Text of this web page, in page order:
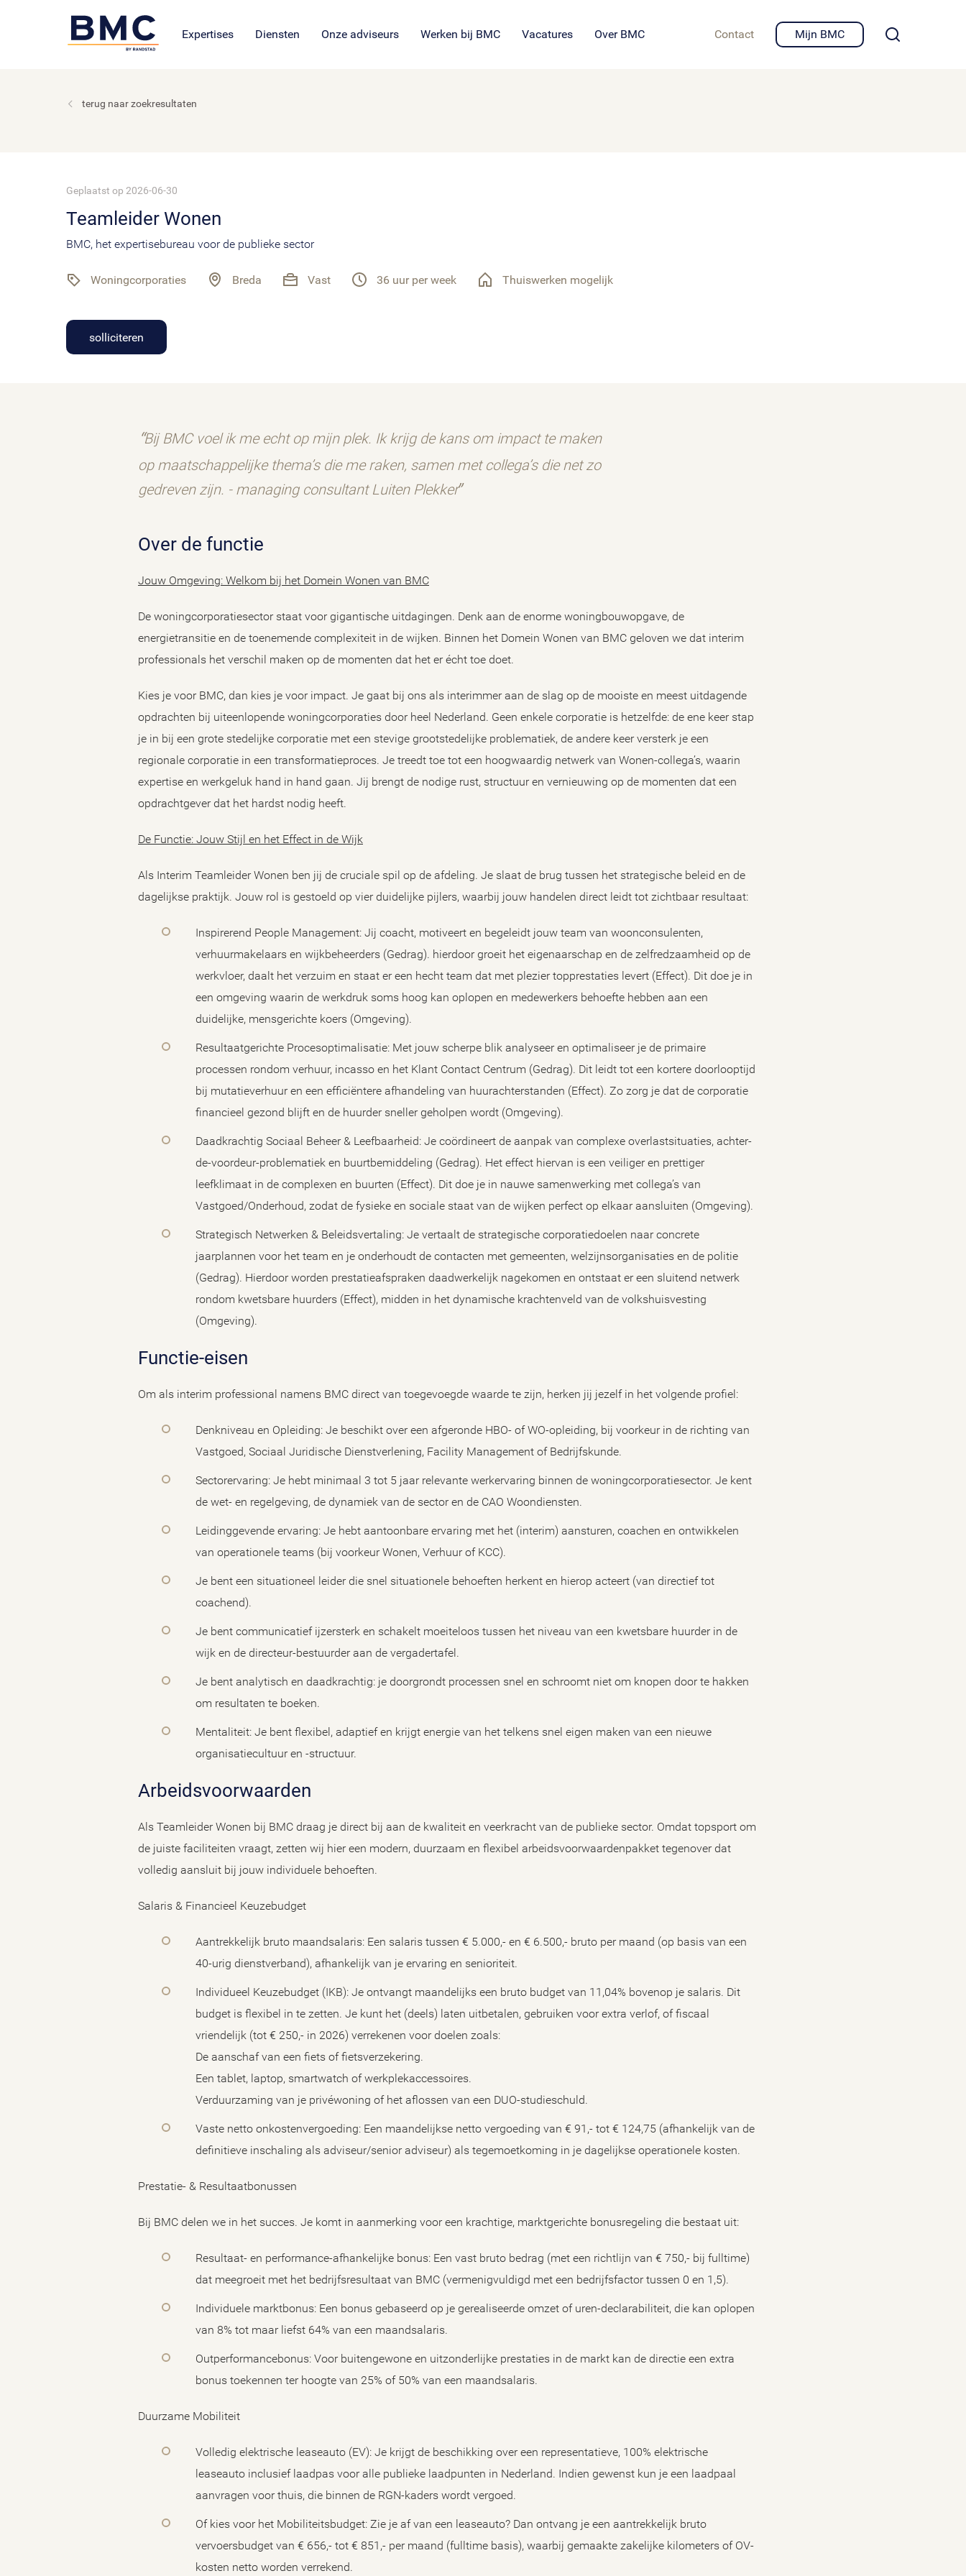
Expertises
Diensten
BMC academie: opleidingenOnze adviseurs Werken bij BMC
Onze cultuur en organisatie Vacatures
Open sollicitatie Over BMC
Contact
Mijn BMC
terug naar zoekresultaten
Teamleider Wonen
BMC, het expertisebureau voor de publieke sector
Geplaatst op 2026-06-30
Woningcorporaties Breda Vast 36 uur per week Thuiswerken mogelijk
solliciteren
Bij BMC voel ik me echt op mijn plek. Ik krijg de kans om impact te maken
op maatschappelijke thema’s die me raken, samen met collega’s die net zo
gedreven zijn. - managing consultant Luiten Plekker
Over de functie
Jouw Omgeving: Welkom bij het Domein Wonen van BMC
De woningcorporatiesector staat voor gigantische uitdagingen. Denk aan de enorme woningbouwopgave, de
energietransitie en de toenemende complexiteit in de wijken. Binnen het Domein Wonen van BMC geloven we dat interim
professionals het verschil maken op de momenten dat het er écht toe doet.
Kies je voor BMC, dan kies je voor impact. Je gaat bij ons als interimmer aan de slag op de mooiste en meest uitdagende
opdrachten bij uiteenlopende woningcorporaties door heel Nederland. Geen enkele corporatie is hetzelfde: de ene keer stap
je in bij een grote stedelijke corporatie met een stevige grootstedelijke problematiek, de andere keer versterk je een
regionale corporatie in een transformatieproces. Je treedt toe tot een hoogwaardig netwerk van Wonen-collega’s, waarin
expertise en werkgeluk hand in hand gaan. Jij brengt de nodige rust, structuur en vernieuwing op de momenten dat een
opdrachtgever dat het hardst nodig heeft.
De Functie: Jouw Stijl en het Effect in de Wijk
Als Interim Teamleider Wonen ben jij de cruciale spil op de afdeling. Je slaat de brug tussen het strategische beleid en de
dagelijkse praktijk. Jouw rol is gestoeld op vier duidelijke pijlers, waarbij jouw handelen direct leidt tot zichtbaar resultaat:
Inspirerend People Management: Jij coacht, motiveert en begeleidt jouw team van woonconsulenten,
verhuurmakelaars en wijkbeheerders (Gedrag). hierdoor groeit het eigenaarschap en de zelfredzaamheid op de
werkvloer, daalt het verzuim en staat er een hecht team dat met plezier topprestaties levert (Effect). Dit doe je in
een omgeving waarin de werkdruk soms hoog kan oplopen en medewerkers behoefte hebben aan een
duidelijke, mensgerichte koers (Omgeving).
Resultaatgerichte Procesoptimalisatie: Met jouw scherpe blik analyseer en optimaliseer je de primaire
processen rondom verhuur, incasso en het Klant Contact Centrum (Gedrag). Dit leidt tot een kortere doorlooptijd
bij mutatieverhuur en een efficiëntere afhandeling van huurachterstanden (Effect). Zo zorg je dat de corporatie
financieel gezond blijft en de huurder sneller geholpen wordt (Omgeving).
Daadkrachtig Sociaal Beheer & Leefbaarheid: Je coördineert de aanpak van complexe overlastsituaties, achter-
de-voordeur-problematiek en buurtbemiddeling (Gedrag). Het effect hiervan is een veiliger en prettiger
leefklimaat in de complexen en buurten (Effect). Dit doe je in nauwe samenwerking met collega’s van
Vastgoed/Onderhoud, zodat de fysieke en sociale staat van de wijken perfect op elkaar aansluiten (Omgeving).
Strategisch Netwerken & Beleidsvertaling: Je vertaalt de strategische corporatiedoelen naar concrete
jaarplannen voor het team en je onderhoudt de contacten met gemeenten, welzijnsorganisaties en de politie
(Gedrag). Hierdoor worden prestatieafspraken daadwerkelijk nagekomen en ontstaat er een sluitend netwerk
rondom kwetsbare huurders (Effect), midden in het dynamische krachtenveld van de volkshuisvesting
(Omgeving).
Functie-eisen
Om als interim professional namens BMC direct van toegevoegde waarde te zijn, herken jij jezelf in het volgende profiel:
Denkniveau en Opleiding: Je beschikt over een afgeronde HBO- of WO-opleiding, bij voorkeur in de richting van
Vastgoed, Sociaal Juridische Dienstverlening, Facility Management of Bedrijfskunde.
Sectorervaring: Je hebt minimaal 3 tot 5 jaar relevante werkervaring binnen de woningcorporatiesector. Je kent
de wet- en regelgeving, de dynamiek van de sector en de CAO Woondiensten.
Leidinggevende ervaring: Je hebt aantoonbare ervaring met het (interim) aansturen, coachen en ontwikkelen
van operationele teams (bij voorkeur Wonen, Verhuur of KCC).
Je bent een situationeel leider die snel situationele behoeften herkent en hierop acteert (van directief tot
coachend).
Je bent communicatief ijzersterk en schakelt moeiteloos tussen het niveau van een kwetsbare huurder in de
wijk en de directeur-bestuurder aan de vergadertafel.
Je bent analytisch en daadkrachtig: je doorgrondt processen snel en schroomt niet om knopen door te hakken
om resultaten te boeken.
Mentaliteit: Je bent flexibel, adaptief en krijgt energie van het telkens snel eigen maken van een nieuwe
organisatiecultuur en -structuur.
Arbeidsvoorwaarden
Als Teamleider Wonen bij BMC draag je direct bij aan de kwaliteit en veerkracht van de publieke sector. Omdat topsport om
de juiste faciliteiten vraagt, zetten wij hier een modern, duurzaam en flexibel arbeidsvoorwaardenpakket tegenover dat
volledig aansluit bij jouw individuele behoeften.
Salaris & Financieel Keuzebudget
Aantrekkelijk bruto maandsalaris: Een salaris tussen € 5.000,- en € 6.500,- bruto per maand (op basis van een
40-urig dienstverband), afhankelijk van je ervaring en senioriteit.
Individueel Keuzebudget (IKB): Je ontvangt maandelijks een bruto budget van 11,04% bovenop je salaris. Dit
budget is flexibel in te zetten. Je kunt het (deels) laten uitbetalen, gebruiken voor extra verlof, of fiscaal
vriendelijk (tot € 250,- in 2026) verrekenen voor doelen zoals:
De aanschaf van een fiets of fietsverzekering.
Een tablet, laptop, smartwatch of werkplekaccessoires.
Verduurzaming van je privéwoning of het aflossen van een DUO-studieschuld.
Vaste netto onkostenvergoeding: Een maandelijkse netto vergoeding van € 91,- tot € 124,75 (afhankelijk van de
definitieve inschaling als adviseur/senior adviseur) als tegemoetkoming in je dagelijkse operationele kosten.
Prestatie- & Resultaatbonussen
Bij BMC delen we in het succes. Je komt in aanmerking voor een krachtige, marktgerichte bonusregeling die bestaat uit:
Resultaat- en performance-afhankelijke bonus: Een vast bruto bedrag (met een richtlijn van € 750,- bij fulltime)
dat meegroeit met het bedrijfsresultaat van BMC (vermenigvuldigd met een bedrijfsfactor tussen 0 en 1,5).
Individuele marktbonus: Een bonus gebaseerd op je gerealiseerde omzet of uren-declarabiliteit, die kan oplopen
van 8% tot maar liefst 64% van een maandsalaris.
Outperformancebonus: Voor buitengewone en uitzonderlijke prestaties in de markt kan de directie een extra
bonus toekennen ter hoogte van 25% of 50% van een maandsalaris.
Duurzame Mobiliteit
Volledig elektrische leaseauto (EV): Je krijgt de beschikking over een representatieve, 100% elektrische
leaseauto inclusief laadpas voor alle publieke laadpunten in Nederland. Indien gewenst kun je een laadpaal
aanvragen voor thuis, die binnen de RGN-kaders wordt vergoed.
Of kies voor het Mobiliteitsbudget: Zie je af van een leaseauto? Dan ontvang je een aantrekkelijk bruto
vervoersbudget van € 656,- tot € 851,- per maand (fulltime basis), waarbij gemaakte zakelijke kilometers of OV-
kosten netto worden verrekend.